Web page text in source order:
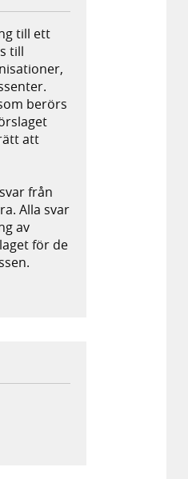
till ett
till
berörs
att
från
Alla svar
av
för de